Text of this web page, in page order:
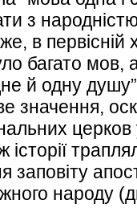
з
в первісній
багато мов,
й одну
значення,
історії
народу